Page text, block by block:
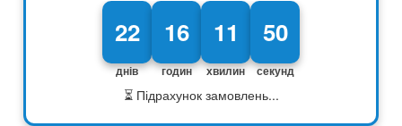
22
днів
16
годин
11
хвилин
49
секунд
⏳ Підрахунок замовлень...